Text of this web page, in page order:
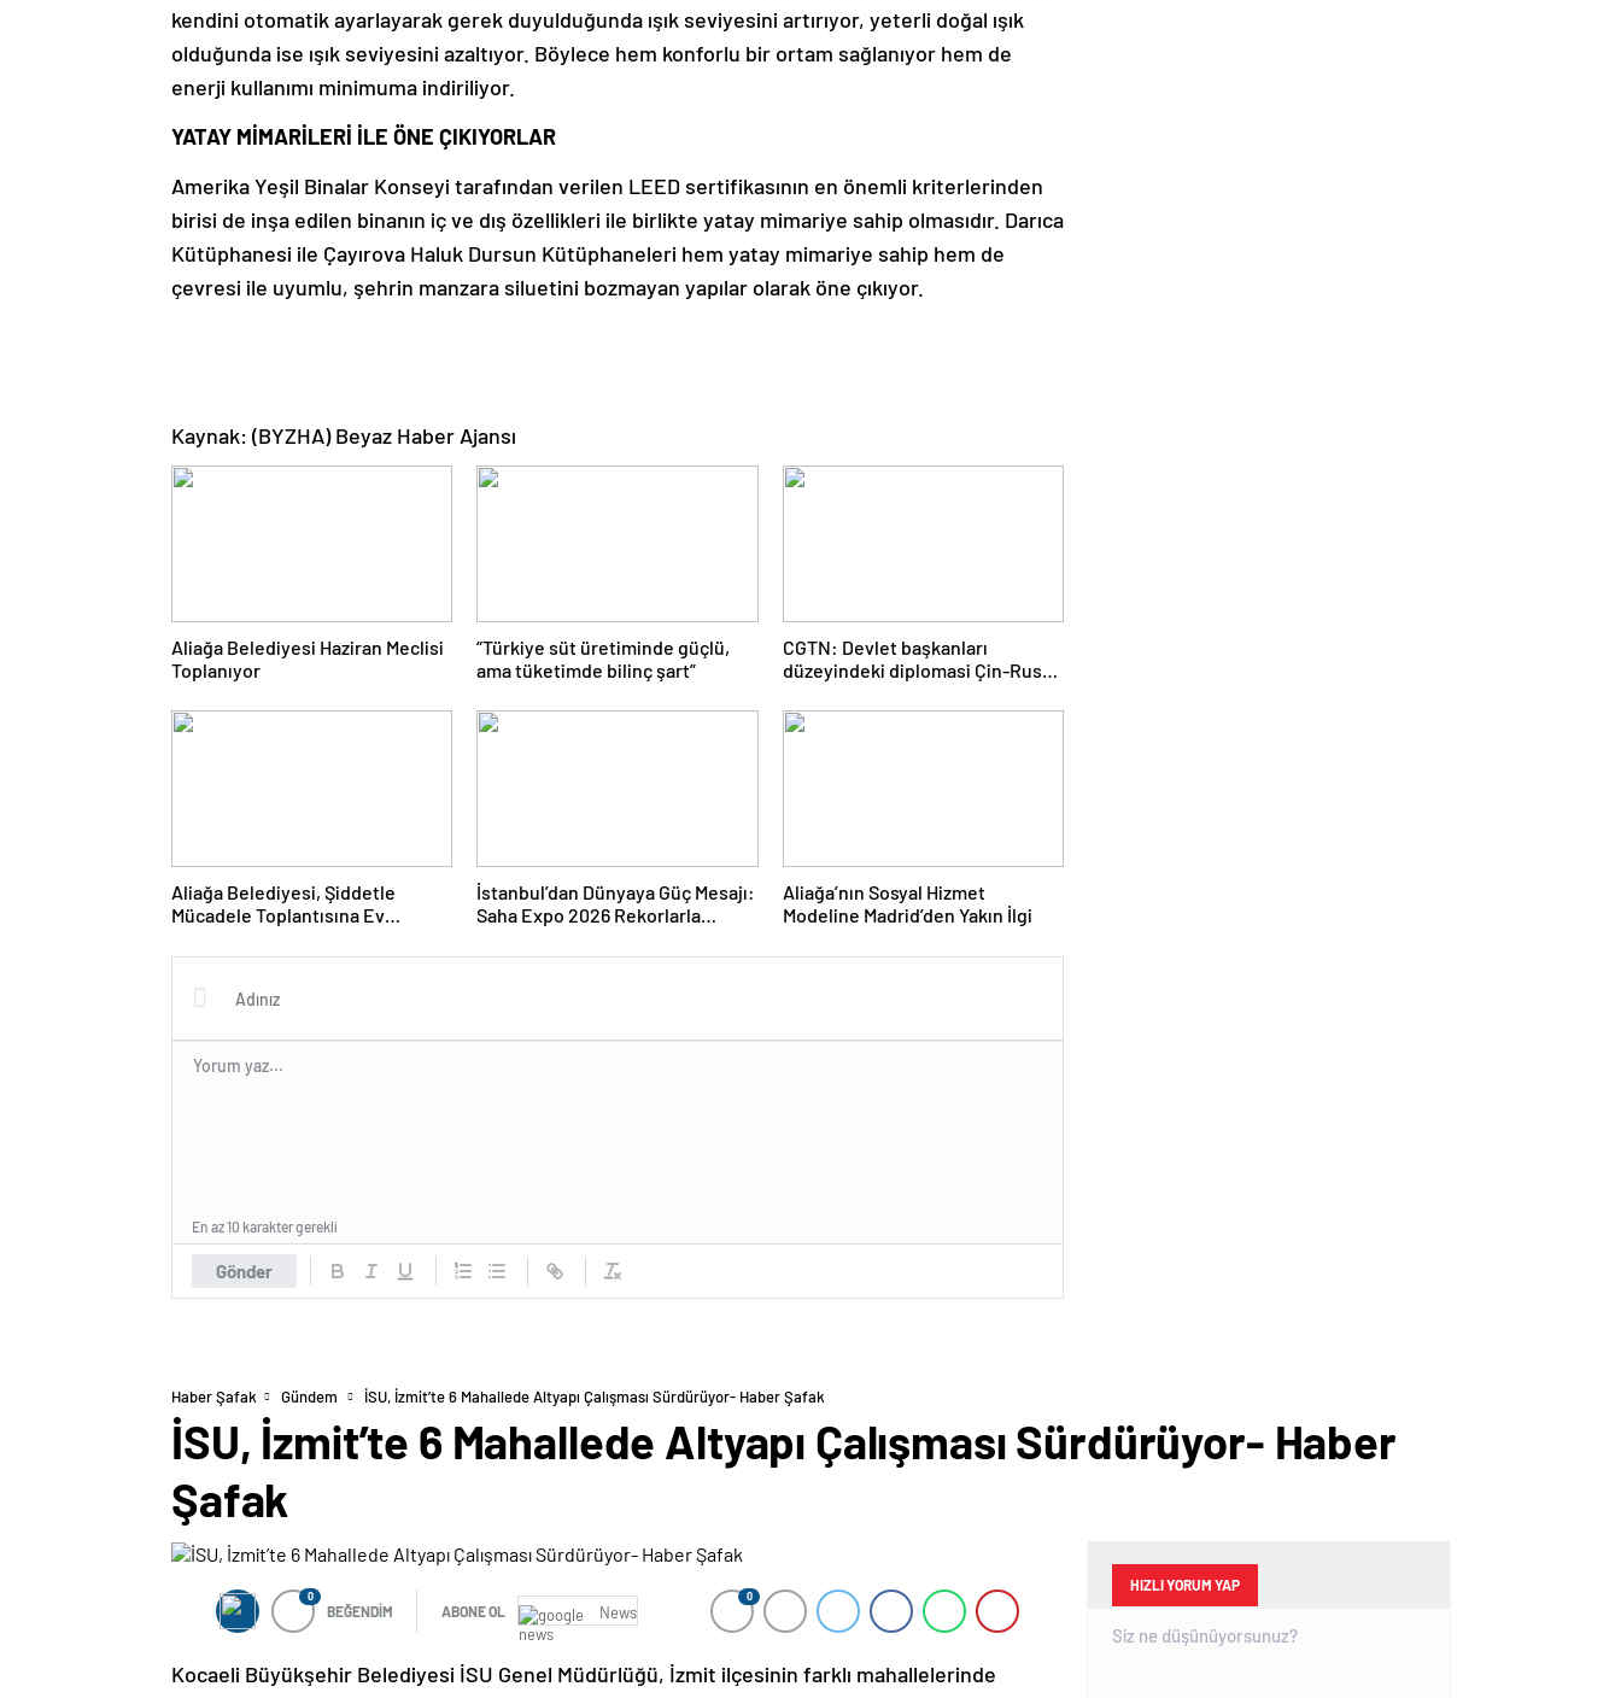
kendini otomatik ayarlayarak gerek duyulduğunda ışık seviyesini artırıyor, yeterli doğal ışık
olduğunda ise ışık seviyesini azaltıyor. Böylece hem konforlu bir ortam sağlanıyor hem de
enerji kullanımı minimuma indiriliyor.
YATAY MİMARİLERİ İLE ÖNE ÇIKIYORLAR
Amerika Yeşil Binalar Konseyi tarafından verilen LEED sertifikasının en önemli kriterlerinden
birisi de inşa edilen binanın iç ve dış özellikleri ile birlikte yatay mimariye sahip olmasıdır. Darıca
Kütüphanesi ile Çayırova Haluk Dursun Kütüphaneleri hem yatay mimariye sahip hem de
çevresi ile uyumlu, şehrin manzara siluetini bozmayan yapılar olarak öne çıkıyor.
Kaynak: (BYZHA) Beyaz Haber Ajansı
Aliağa Belediyesi Haziran Meclisi
Toplanıyor
“Türkiye süt üretiminde güçlü,
ama tüketimde bilinç şart”
CGTN: Devlet başkanları
düzeyindeki diplomasi Çin-Rusya
güçlendiriyor
Aliağa Belediyesi, Şiddetle
Mücadele Toplantısına Ev
İstanbul’dan Dünyaya Güç Mesajı:
Saha Expo 2026 Rekorlarla
Aliağa’nın Sosyal Hizmet
Modeline Madrid’den Yakın İlgi
Gönder
En az 10 karakter gerekli
Haber Şafak Gündem İSU, İzmit’te 6 Mahallede Altyapı Çalışması Sürdürüyor- Haber Şafak
İSU, İzmit’te 6 Mahallede Altyapı Çalışması Sürdürüyor- Haber
Şafak
0
BEĞENDİM ABONE OL News
0
Kocaeli Büyükşehir Belediyesi İSU Genel Müdürlüğü, İzmit ilçesinin farklı mahallelerinde
HIZLI YORUM YAP